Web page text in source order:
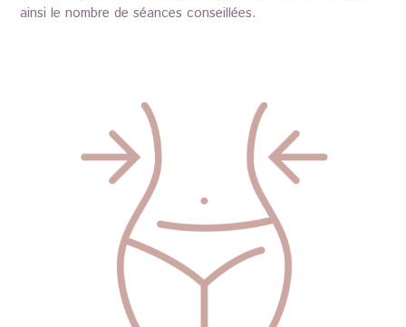
ainsi le nombre de séances conseillées.